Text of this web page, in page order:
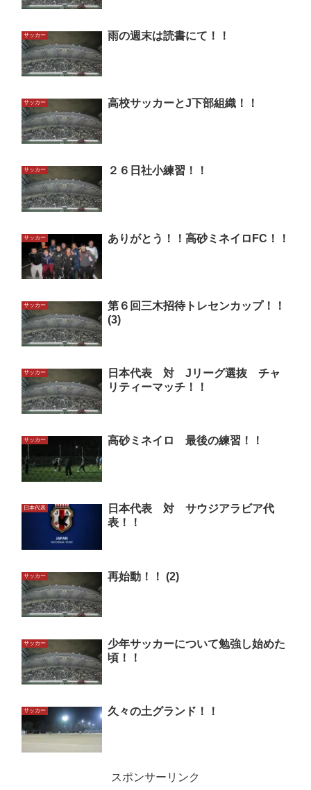
サッカー 雨の週末は読書にて！！
サッカー 高校サッカーとJ下部組織！！
サッカー ２６日社小練習！！
サッカー ありがとう！！高砂ミネイロFC！！
サッカー
第６回三木招待トレセンカップ！！
(3)
サッカー
日本代表 対 Jリーグ選抜 チャ
リティーマッチ！！
サッカー 高砂ミネイロ 最後の練習！！
日本代表
日本代表 対 サウジアラビア代
表！！
サッカー 再始動！！ (2)
サッカー
少年サッカーについて勉強し始めた
頃！！
サッカー 久々の土グランド！！
スポンサーリンク